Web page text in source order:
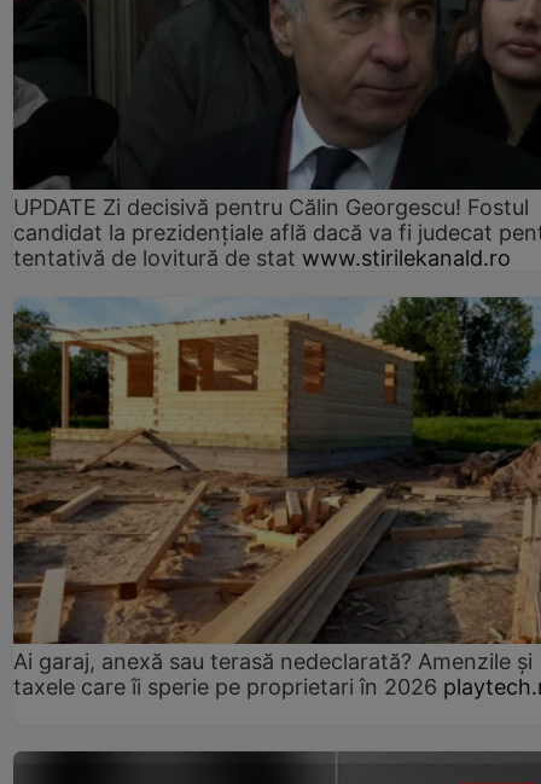
UPDATE Zi decisivă pentru Călin Georgescu! Fostul
candidat la prezidențiale află dacă va fi judecat
tentativă de lovitură de stat www.stirilekanald.ro
Ai garaj, anexă sau terasă nedeclarată? Amenzile și
taxele care îi sperie pe proprietari în 2026